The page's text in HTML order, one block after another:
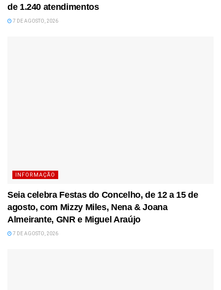
de 1.240 atendimentos
7 DE AGOSTO, 2026
INFORMAÇÃO
Seia celebra Festas do Concelho, de 12 a 15 de
agosto, com Mizzy Miles, Nena & Joana
Almeirante, GNR e Miguel Araújo
7 DE AGOSTO, 2026